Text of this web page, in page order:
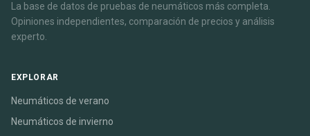
La base de datos de pruebas de neumáticos más completa.
Opiniones independientes, comparación de precios y análisis
experto.
EXPLORAR
Neumáticos de verano
Neumáticos de invierno